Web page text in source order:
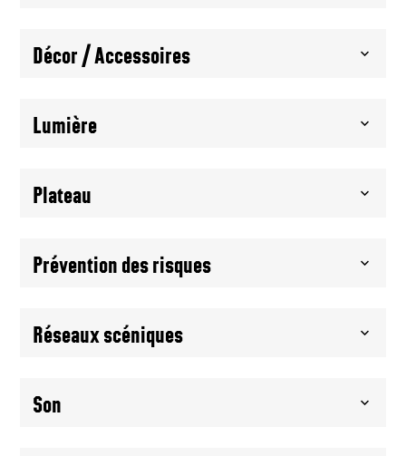
Décor / Accessoires
Lumière
Plateau
Prévention des risques
Réseaux scéniques
Son